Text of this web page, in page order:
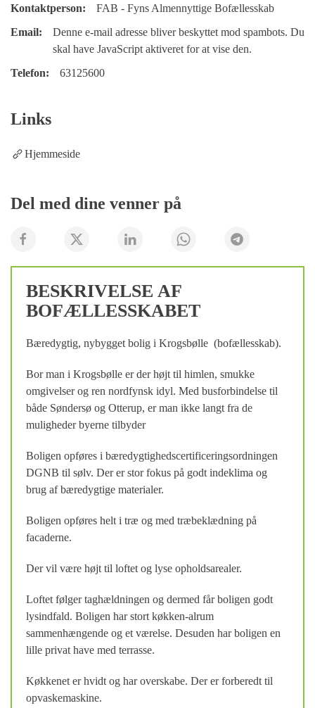
Kontaktperson:
FAB - Fyns Almennyttige Bofællesskab
Email:
Denne e-mail adresse bliver beskyttet mod spambots. Du
skal have JavaScript aktiveret for at vise den.
Telefon:
63125600
Links
Hjemmeside
Del med dine venner på
BESKRIVELSE AF
BOFÆLLESSKABET
Bæredygtig, nybygget bolig i Krogsbølle (bofællesskab).
Bor man i Krogsbølle er der højt til himlen, smukke
omgivelser og ren nordfynsk idyl. Med busforbindelse til
både Søndersø og Otterup, er man ikke langt fra de
muligheder byerne tilbyder
Boligen opføres i bæredygtighedscertificeringsordningen
DGNB til sølv. Der er stor fokus på godt indeklima og
brug af bæredygtige materialer.
Boligen opføres helt i træ og med træbeklædning på
facaderne.
Der vil være højt til loftet og lyse opholdsarealer.
Loftet følger taghældningen og dermed får boligen godt
lysindfald. Boligen har stort køkken-alrum
sammenhængende og et værelse. Desuden har boligen en
lille privat have med terrasse.
Køkkenet er hvidt og har overskabe. Der er forberedt til
opvaskemaskine.